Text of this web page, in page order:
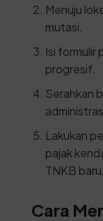
Menuju
mutasi.
Isi formulir
progresif.
Serahkan
Lakukan
pajak
TNKB baru.
Cara